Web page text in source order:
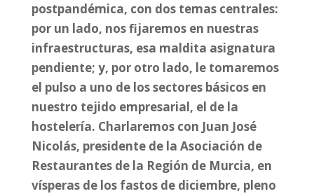
postpandémica, con dos temas centrales:
por un lado, nos fijaremos en nuestras
infraestructuras, esa maldita asignatura
pendiente; y, por otro lado, le tomaremos
el pulso a uno de los sectores básicos en
nuestro tejido empresarial, el de la
hostelería. Charlaremos con Juan José
Nicolás, presidente de la Asociación de
Restaurantes de la Región de Murcia, en
vísperas de los fastos de diciembre, pleno